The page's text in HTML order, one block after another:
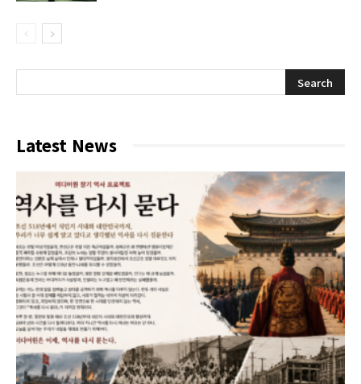
Latest News